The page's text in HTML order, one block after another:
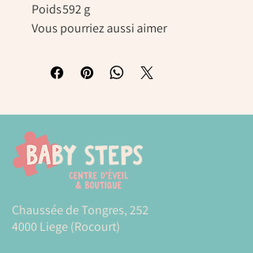
Poids592 g
Vous pourriez aussi aimer
Chaussée de Tongres, 252
4000 Liege (Rocourt)